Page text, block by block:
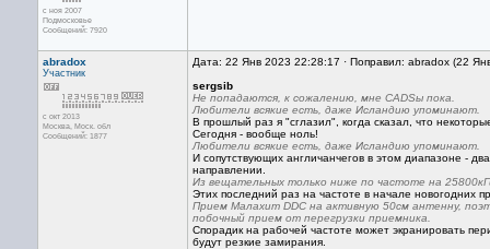
с ноя 2007
Подмосковье
Сообщений: 7920
abradox
Участник
с окт 2013
Москва, Mоск. обл
Сообщений: 1877
Дата: 22 Янв 2023 22:28:17 · Поправил: abradox (22
sergsib
Не попадаются, к сожалению, мне CADSы пока.
Любители всякие есть, даже Исландию упоминают.
В прошлый раз я "сглазил", когда сказал, что
Сегодня - вообще ноль!
Любители всякие есть, даже Исландию упоминают.
И сопутствующих англичанчегов в этом диапазоне -
направлении.
Из вещательных только ниже по частоте на
Этих последний раз на частоте в начале новогодних
Прием Малахит DDC на активную 50см антенну,
побочный прием от перегрузки приемника.
Спорадик на рабочей частоте может экранировать
будут резкие замирания.